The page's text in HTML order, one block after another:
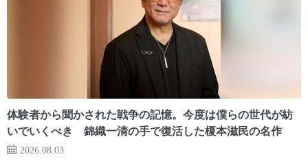
体験者から聞かされた戦争の記憶。今度は僕らの世代が紡
いでいくべき 錦織一清の手で復活した榎本滋民の名作
2026.08.03